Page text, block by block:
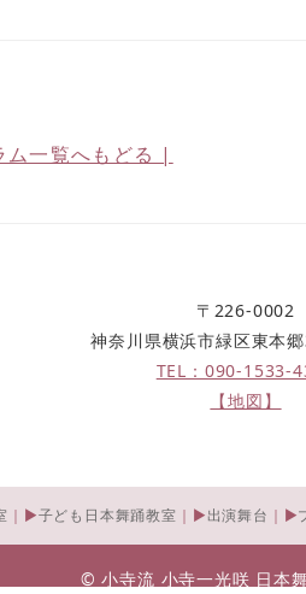
一覧へもどる |
〒226-0002
神奈川県横浜市緑区東本
TEL：090-1533-
【地図】
子ども日本舞踊教室 出演舞台
©️ 小寺流 小寺一光咲 日本